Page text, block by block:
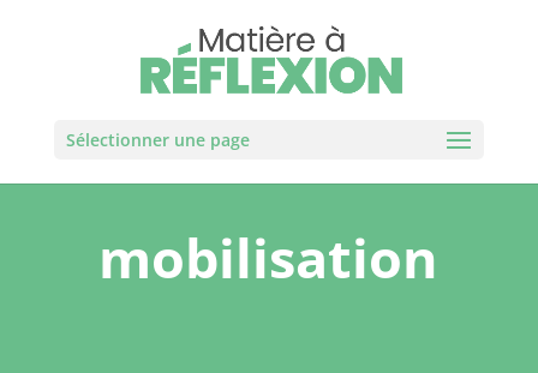
Sélectionner une page
mobilisation